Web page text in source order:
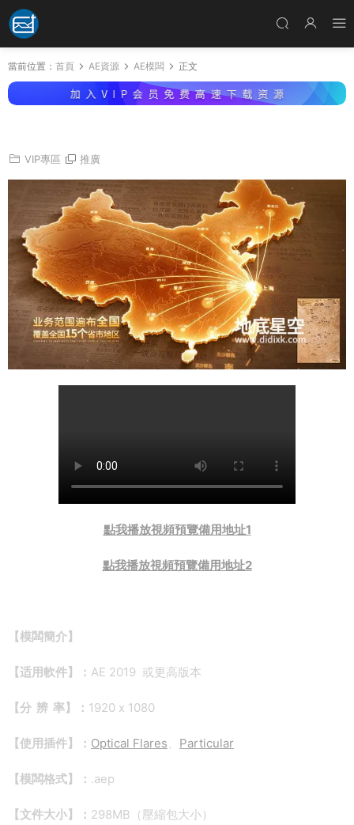
當前位置： 首頁 AE資源 AE模闆 正文
VIP專區 推廣
點我播放視頻預覽備用地址1
點我播放視頻預覽備用地址2
【模闆簡介】
【适用軟件】： AE 2019 或更高版本
【分 辨 率】： 1920 x 1080
【使用插件】： Optical Flares、 Particular
【模闆格式】： .aep
【文件大小】： 298MB（壓縮包大小）